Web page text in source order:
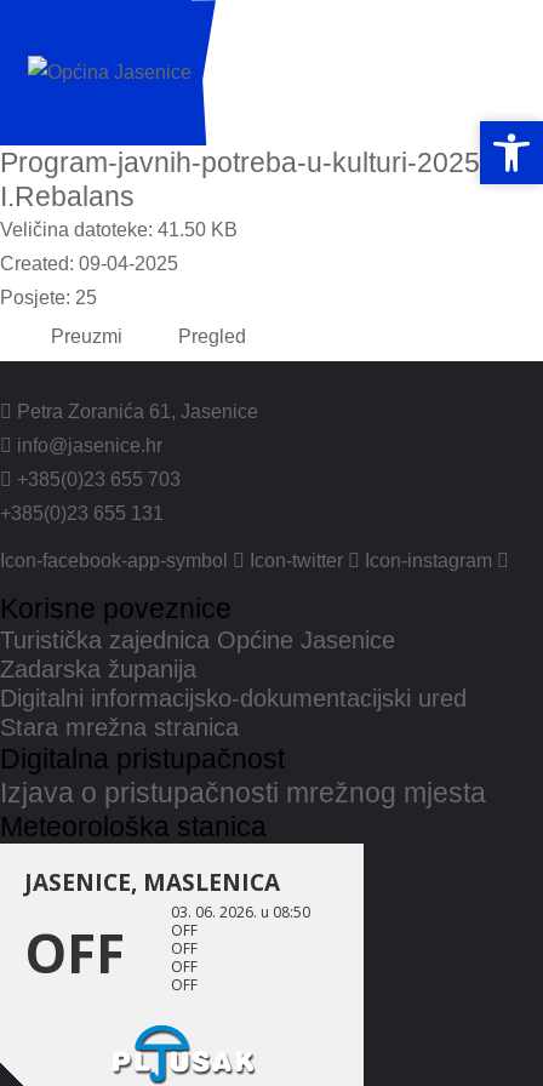
Program-javnih-potreba-u-kulturi-2025.-
I.Rebalans
Veličina datoteke: 41.50 KB
Created: 09-04-2025
Posjete: 25
Preuzmi
Pregled
Petra Zoranića 61, Jasenice
info@jasenice.hr
+385(0)23 655 703
+385(0)23 655 131
Icon-facebook-app-symbol Icon-twitter Icon-instagram
Korisne poveznice
Turistička zajednica Općine Jasenice
Zadarska županija
Digitalni informacijsko-dokumentacijski ured
Stara mrežna stranica
Digitalna pristupačnost
Izjava o pristupačnosti mrežnog mjesta
Meteorološka stanica